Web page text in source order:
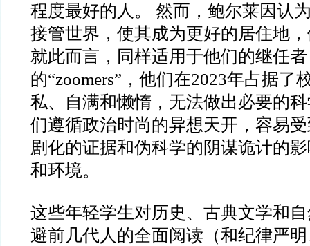
程度最好的人。 然而，鲍尔莱因认
接管世界，使其成为更好的居住地
就此而言，同样适用于他们的继任
的“zoomers”，他们在2023年占据了
私、自满和懒惰，无法做出必要的
们遵循政治时尚的异想天开，容易
剧化的证据和伪科学的阴谋诡计的
和环境。
这些年轻学生对历史、古典文学和
避前几代人的全面阅读（和纪律严